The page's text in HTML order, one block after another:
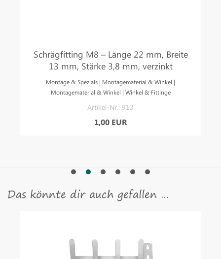
Schrägfitting M8 – Länge 22 mm, Breite
13 mm, Stärke 3,8 mm, verzinkt
Montage & Spezials | Montagematerial & Winkel |
Montagematerial & Winkel | Winkel & Fittinge
Artikel-Nr.: 913
1,00 EUR
Das könnte dir auch gefallen …